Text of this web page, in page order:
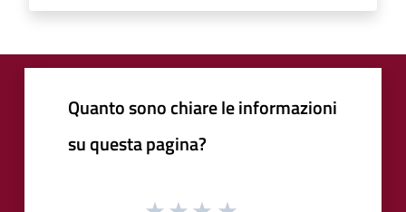
Quanto sono chiare le informazioni
su questa pagina?